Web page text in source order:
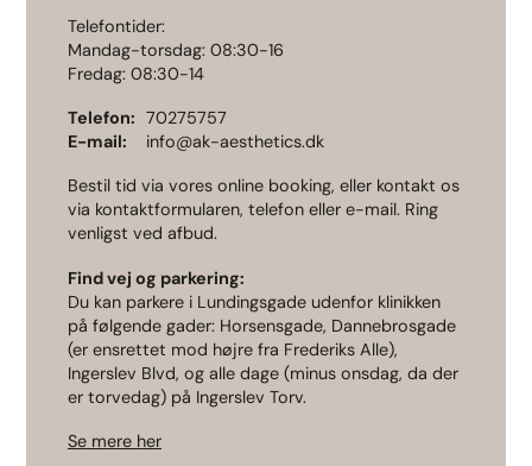
Telefontider:
Mandag-torsdag: 08:30-16
Fredag: 08:30-14
Telefon
70275757
E-mail
info@ak-aesthetics.dk
Bestil tid via vores online booking, eller kontakt os
via kontaktformularen, telefon eller e-mail. Ring
venligst ved afbud.
Find vej og parkering:
Du kan parkere i Lundingsgade udenfor klinikken
på følgende gader: Horsensgade, Dannebrosgade
(er ensrettet mod højre fra Frederiks Alle),
Ingerslev Blvd, og alle dage (minus onsdag, da der
er torvedag) på Ingerslev Torv.
Se mere her